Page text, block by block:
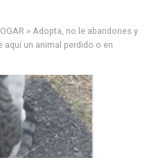
» Adopta, no le abandones y
un animal perdido o en